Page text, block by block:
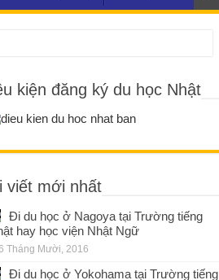
kiện đăng ký du học Nhật
viết mới nhất
Đi du học ở Nagoya tại Trường tiếng
hay học viện Nhật Ngữ
Tháng Mười, 2016
Đi du học ở Yokohama tại Trường tiếng